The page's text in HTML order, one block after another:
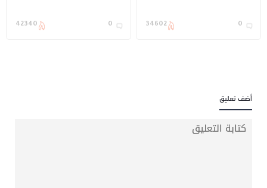
0
34602
0
42340
أضف تعليق